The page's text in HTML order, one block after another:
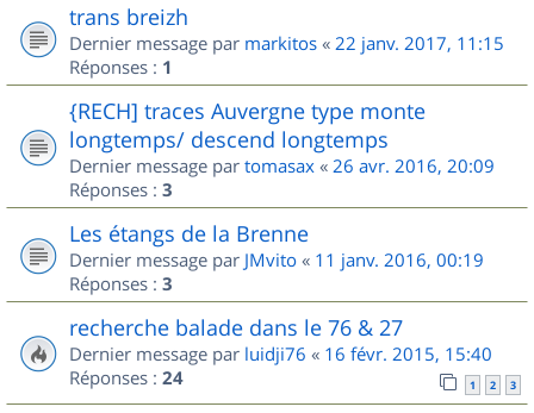
trans breizh
Dernier message par markitos « 22 janv. 2017, 11:15
Réponses : 1
{RECH] traces Auvergne type monte
longtemps/ descend longtemps
Dernier message par tomasax « 26 avr. 2016, 20:09
Réponses : 3
Les étangs de la Brenne
Dernier message par JMvito « 11 janv. 2016, 00:19
Réponses : 3
recherche balade dans le 76 & 27
Dernier message par luidji76 « 16 févr. 2015, 15:40
Réponses : 24 1 2 3